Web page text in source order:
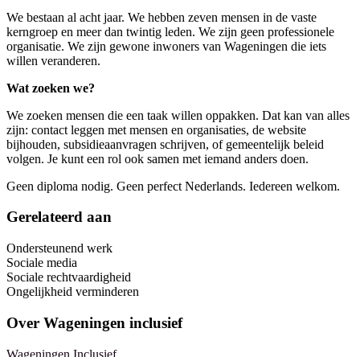
We bestaan al acht jaar. We hebben zeven mensen in de vaste
kerngroep en meer dan twintig leden. We zijn geen professionele
organisatie. We zijn gewone inwoners van Wageningen die iets
willen veranderen.
Wat zoeken we?
We zoeken mensen die een taak willen oppakken. Dat kan van alles
zijn: contact leggen met mensen en organisaties, de website
bijhouden, subsidieaanvragen schrijven, of gemeentelijk beleid
volgen. Je kunt een rol ook samen met iemand anders doen.
Geen diploma nodig. Geen perfect Nederlands. Iedereen welkom.
Gerelateerd aan
Ondersteunend werk
Sociale media
Sociale rechtvaardigheid
Ongelijkheid verminderen
Over Wageningen inclusief
Wageningen Inclusief